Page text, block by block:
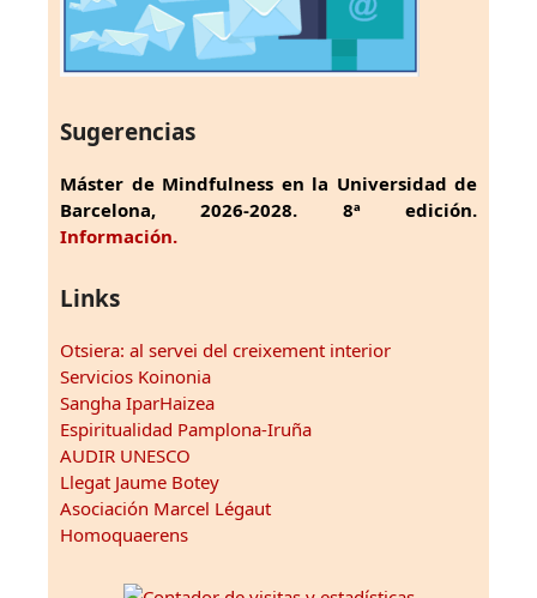
Sugerencias
Máster de Mindfulness en la Universidad de
Barcelona, 2026-2028. 8ª edición.
Información.
Links
Otsiera: al servei del creixement interior
Servicios Koinonia
Sangha IparHaizea
Espiritualidad Pamplona-Iruña
AUDIR UNESCO
Llegat Jaume Botey
Asociación Marcel Légaut
Homoquaerens